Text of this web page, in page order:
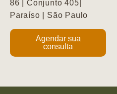
86 | Conjunto 405|
Paraíso | São Paulo
Agendar sua
consulta